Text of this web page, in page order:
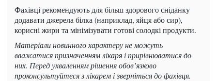
Фахівці рекомендують для більш здорового сніданку
додавати джерела білка (наприклад, яйця або сир),
корисні жири та мінімізувати готові солодкі продукти.
Матеріали новинного характеру не можуть
вважатися призначенням лікаря і прирівнюватися до
них. Перед ухваленням рішення обов’язково
проконсультуйтеся з лікарем і зверніться до фахівця.